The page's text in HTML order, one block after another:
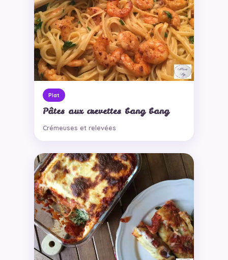
Plat
Pâtes aux crevettes bang bang
Crémeuses et relevées